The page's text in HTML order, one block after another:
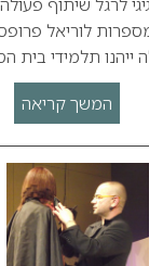
לוריאל
תלמידי בית
המשך קריאה